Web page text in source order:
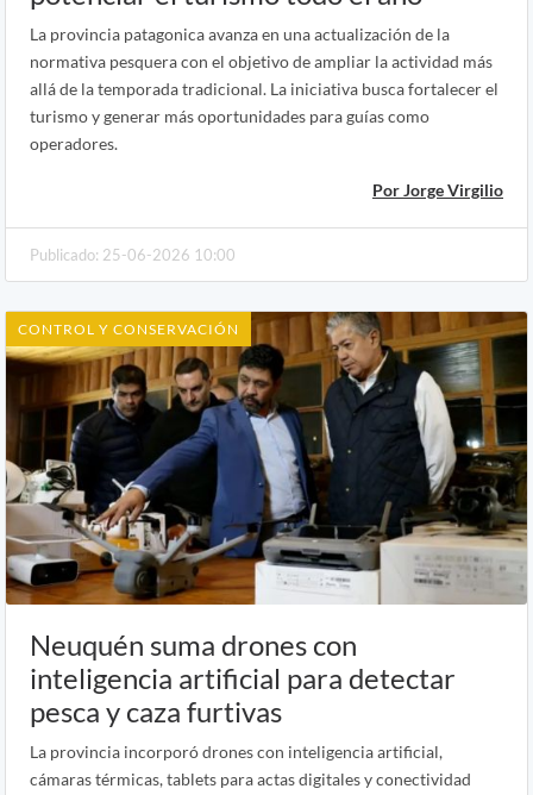
La provincia patagonica avanza en una actualización de la
normativa pesquera con el objetivo de ampliar la actividad más
allá de la temporada tradicional. La iniciativa busca fortalecer el
turismo y generar más oportunidades para guías como
operadores.
Por Jorge Virgilio
Publicado: 25-06-2026 10:00
CONTROL Y CONSERVACIÓN
Neuquén suma drones con
inteligencia artificial para detectar
pesca y caza furtivas
La provincia incorporó drones con inteligencia artificial,
cámaras térmicas, tablets para actas digitales y conectividad